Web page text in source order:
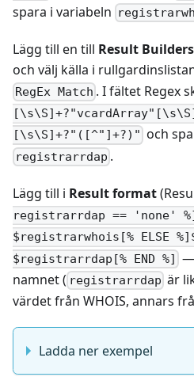
spara i variabeln
Lägg till en till Result Builders
och välj källa i
RegEx Match . I fältet Regex
[\s\S]+?"([^"]+?)" och
registrarrdap .
Lägg till i Result format
registrarrdap == 'none'
$registrarwhois[% ELSE
$registrarrdap[% END %] —
namnet ( registrarrdap är
värdet från WHOIS, annars
Ladda ner exempel